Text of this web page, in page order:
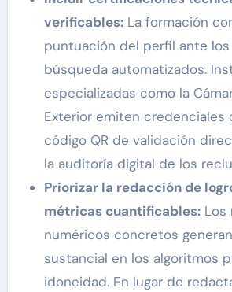
verificables:La formación
puntuación del perfil ante
búsqueda automatizados.
especializadas como la
Exterior emiten credenciales
código QR de validación
la auditoría digital de los
Priorizar la redacción de
métricas cuantificables:Los
numéricos concretos
sustancial en los algoritmos
idoneidad. En lugar de